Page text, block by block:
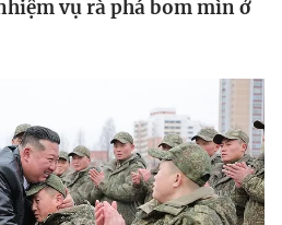
vụ rà phá bom mìn ở